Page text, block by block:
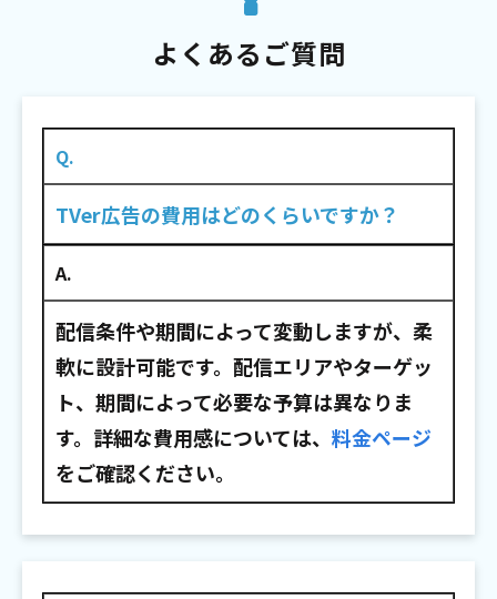
よくあるご質問
Q.
TVer広告の費用はどのくらいですか？
A.
配信条件や期間によって変動しますが、柔
軟に設計可能です。配信エリアやターゲッ
ト、期間によって必要な予算は異なりま
す。詳細な費用感については、 料金ページ
をご確認ください。